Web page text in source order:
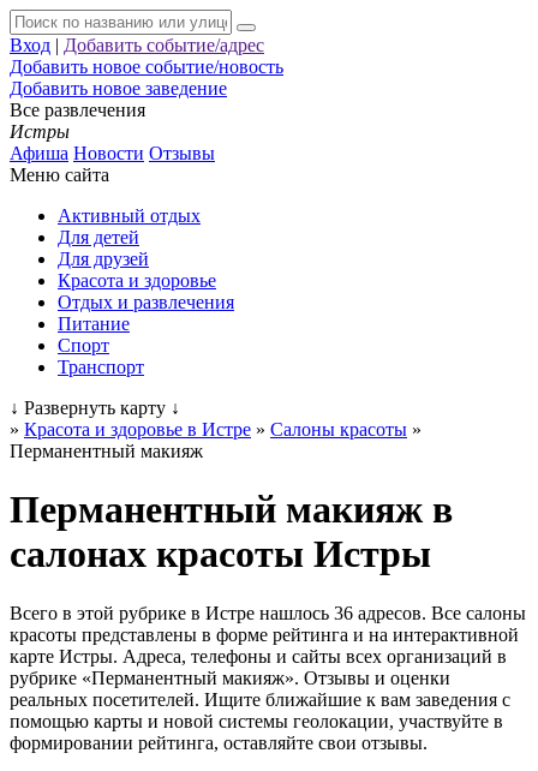
Вход | Добавить событие/адрес
Добавить новое событие/новость
Добавить новое заведение
Все развлечения
Истры
Афиша Новости Отзывы
Меню сайта
Активный отдых
Для детей
Для друзей
Красота и здоровье
Отдых и развлечения
Питание
Спорт
Транспорт
↓ Развернуть карту ↓
» Красота и здоровье в Истре » Салоны красоты »
Перманентный макияж
Перманентный макияж в
салонах красоты Истры
Всего в этой рубрике в Истре нашлось 36 адресов. Все салоны
красоты представлены в форме рейтинга и на интерактивной
карте Истры. Адреса, телефоны и сайты всех организаций в
рубрике «Перманентный макияж». Отзывы и оценки
реальных посетителей. Ищите ближайшие к вам заведения с
помощью карты и новой системы геолокации, участвуйте в
формировании рейтинга, оставляйте свои отзывы.